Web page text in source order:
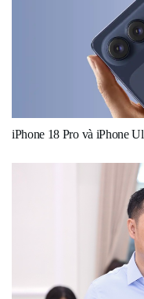
iPhone 18 Pro và iPhone